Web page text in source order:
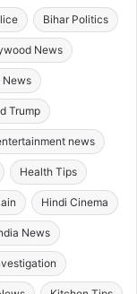
Bihar Politics
News
Trump
news
Health Tips
Hindi Cinema
News